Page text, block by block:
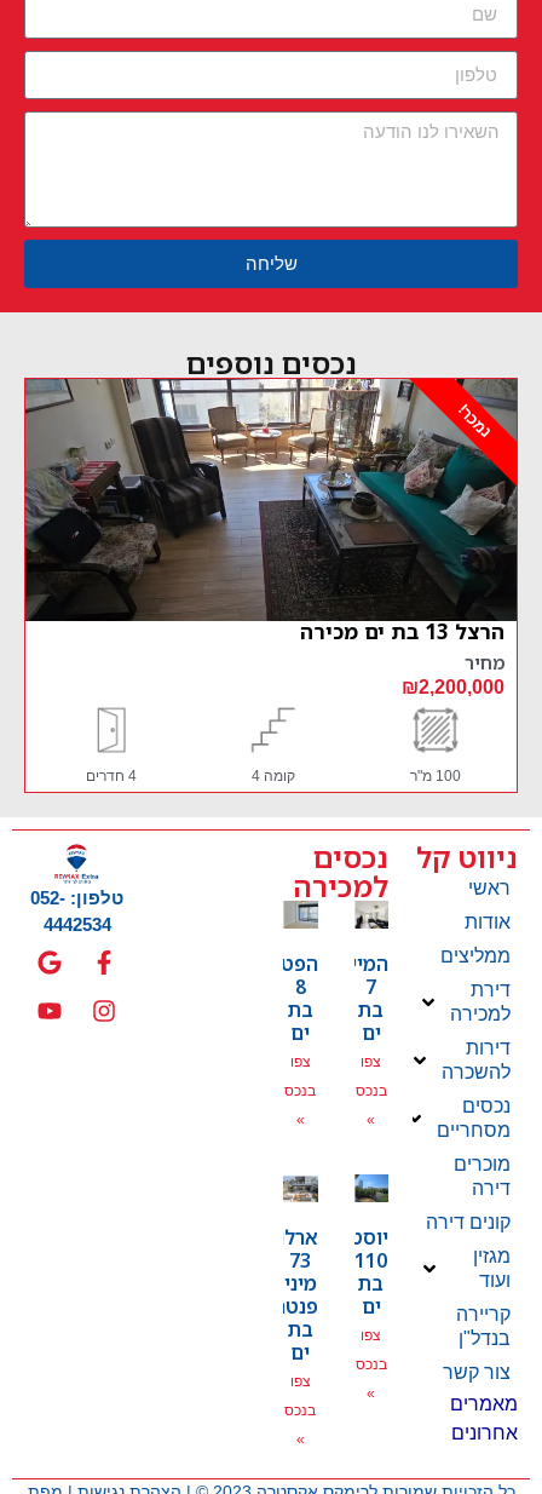
שליחה
נכסים נוספים
נמכר!
הרצל 13 בת ים מכירה
מחיר
₪2,200,000
100 מ"ר קומה 4 4 חדרים
ניווט קל
ראשי
אודות
ממליצים
דירת
למכירה
דירות
להשכרה
נכסים
מסחריים
מוכרים
דירה
קונים דירה
מגזין
ועוד
קריירה
בנדל"ן
צור קשר
מאמרים
אחרונים
נכסים
למכירה
המייסדים
7
בת
ים
צפו
בנכס
»
הפטמן
8
בת
ים
צפו
בנכס
»
יוסטפל
110
בת
ים
צפו
בנכס
»
ארלוזרוב
73
מיני
פנטהאוז
בת
ים
צפו
בנכס
»
טלפון: 052-
4442534